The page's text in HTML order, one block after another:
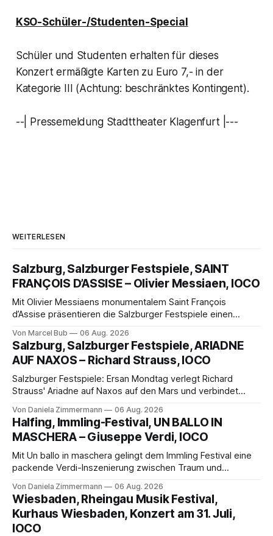
KSO-Schüler-/Studenten-Special
Schüler und Studenten erhalten für dieses
Konzert ermäßigte Karten zu Euro 7,- in der
Kategorie III (Achtung: beschränktes Kontingent).
--| Pressemeldung Stadttheater Klagenfurt |---
WEITERLESEN
Salzburg, Salzburger Festspiele, SAINT
FRANÇOIS D’ASSISE – Olivier Messiaen, IOCO
Mit Olivier Messiaens monumentalem Saint François
d’Assise präsentieren die Salzburger Festspiele einen
eine bildgewaltige Inszenierung, Maxime Pascal entfaltet
die komplexe Partitur eindrucksvoll, Philippe Sly berührt als
Franziskus.
Von Marcel Bub 06 Aug. 2026
Salzburg, Salzburger Festspiele, ARIADNE
AUF NAXOS – Richard Strauss, IOCO
Salzburger Festspiele: Ersan Mondtag verlegt Richard
Strauss' Ariadne auf Naxos auf den Mars und verbindet
Aufführung mit starken Solisten und den Wiener
Philharmonikern, szenisch bleibt der zweite Akt jedoch
hinter den Erwartungen zurück.
Von Daniela Zimmermann 06 Aug. 2026
Halfing, Immling-Festival, UN BALLO IN
MASCHERA – Giuseppe Verdi, IOCO
Mit Un ballo in maschera gelingt dem Immling Festival eine
packende Verdi-Inszenierung zwischen Traum und
psychologische Tiefe mit starken Bildern, getragen von
einem spielfreudigen Ensemble und einer musikalisch
überzeugenden Gesamtleistung.
Von Daniela Zimmermann 06 Aug. 2026
Wiesbaden, Rheingau Musik Festival,
Kurhaus Wiesbaden, Konzert am 31. Juli,
IOCO